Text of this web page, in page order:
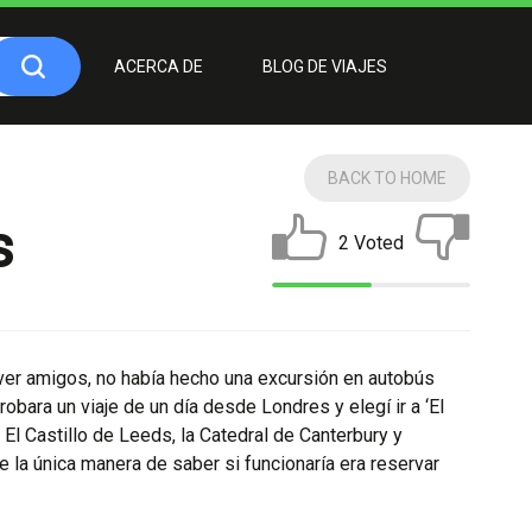
ACERCA DE BLOG DE VIAJES
BACK TO HOME
2 Voted
amigos, no había hecho una excursión en autobús
un viaje de un día desde Londres y elegí ir a ‘El
Castillo de Leeds, la Catedral de Canterbury y
la única manera de saber si funcionaría era reservar